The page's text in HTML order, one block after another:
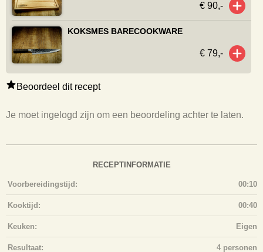
Beoordeel dit recept
Je moet ingelogd zijn om een beoordeling achter te laten.
RECEPTINFORMATIE
Voorbereidingstijd: 00:10
Kooktijd: 00:40
Keuken: Eigen
Resultaat: 4 personen
€ 90,-
KOKSMES BARECOOKWARE
€ 79,-